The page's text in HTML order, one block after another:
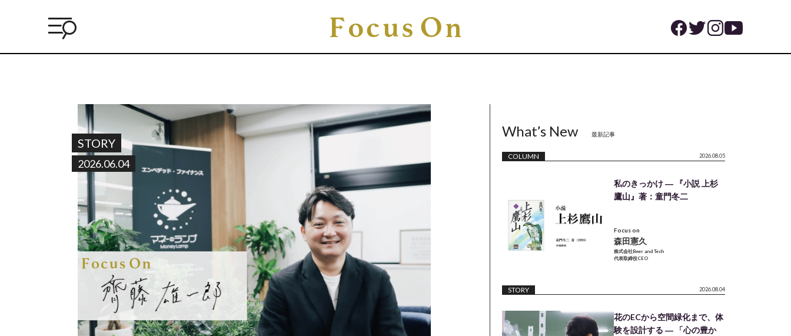
STORY
2026.06.04
What’s New 最新記事
COLUMN 2026.08.05
私のきっかけ ― 『小説 上杉
鷹山』著：童門冬二
Focus on
森田憲久
株式会社Beer and Tech
代表取締役CEO
STORY 2026.08.04
花のECから空間緑化まで、体
験を設計する ― 「心の豊か